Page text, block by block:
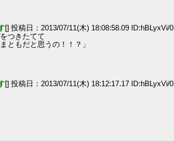
[] 投稿日：2013/07/11(木) 18:08:58.09 ID:hBLyxVi/0
つきたてて
もだと思うの！！？」
[] 投稿日：2013/07/11(木) 18:12:17.17 ID:hBLyxVi/0